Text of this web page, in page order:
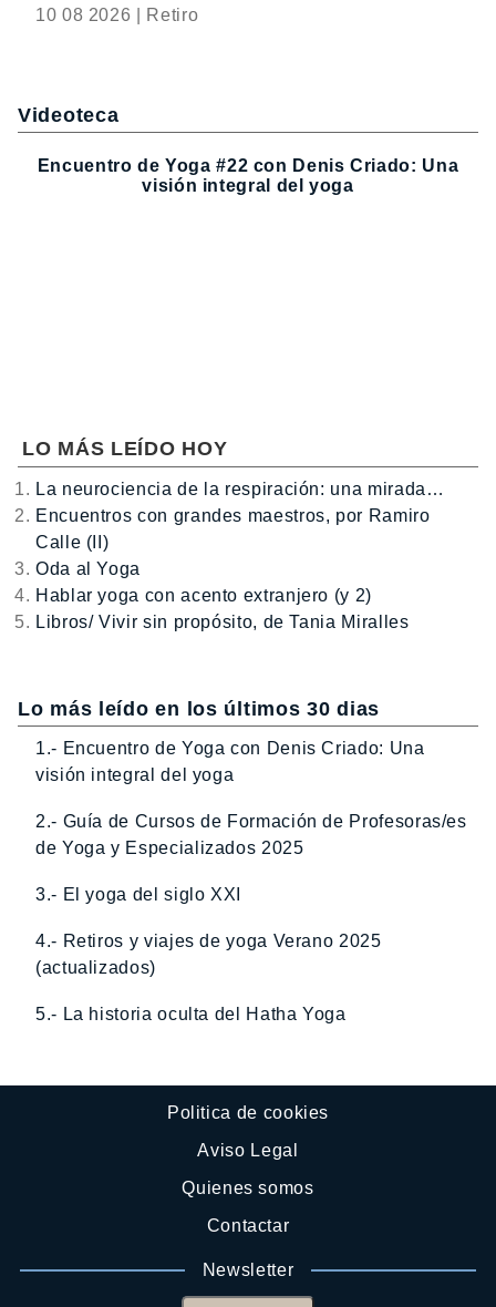
10 08 2026 | Retiro
Videoteca
Encuentro de Yoga #22 con Denis Criado: Una
visión integral del yoga
LO MÁS LEÍDO HOY
La neurociencia de la respiración: una mirada…
Encuentros con grandes maestros, por Ramiro
Calle (II)
Oda al Yoga
Hablar yoga con acento extranjero (y 2)
Libros/ Vivir sin propósito, de Tania Miralles
Lo más leído en los últimos 30 dias
1.- Encuentro de Yoga con Denis Criado: Una
visión integral del yoga
2.- Guía de Cursos de Formación de Profesoras/es
de Yoga y Especializados 2025
3.- El yoga del siglo XXI
4.- Retiros y viajes de yoga Verano 2025
(actualizados)
5.- La historia oculta del Hatha Yoga
Politica de cookies
Aviso Legal
Quienes somos
Contactar
Newsletter